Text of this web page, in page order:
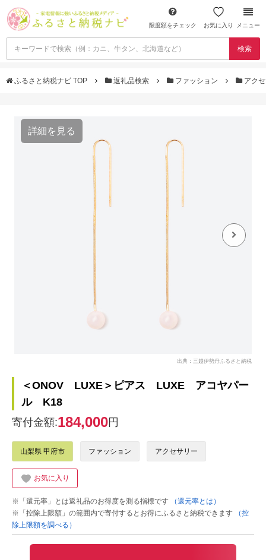
限度額をチェック お気に入り メニュー
検索
ふるさと納税ナビ TOP 返礼品検索 ファッション アク
詳細を見る
出典：三越伊勢丹ふるさと納税
＜ONOV LUXE＞ピアス LUXE アコヤパー
ル K18
寄付金額:184,000円
山梨県 甲府市 ファッション アクセサリー
お気に入り
※「還元率」とは返礼品のお得度を測る指標です
（還元率とは）
※「控除上限額」の範囲内で寄付するとお得にふるさと納税できます
（控
除上限額を調べる）